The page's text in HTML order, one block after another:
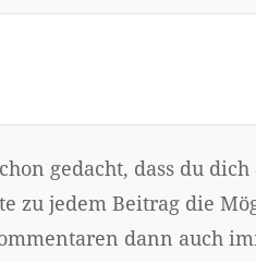
gedacht, dass du
zu jedem Beitrag die
dann auch